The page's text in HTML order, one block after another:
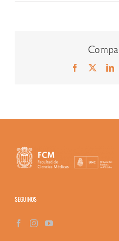
Facebook
SEGUINOS